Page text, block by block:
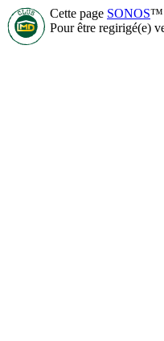
Cette page SONOS™
Pour être regirigé(e)